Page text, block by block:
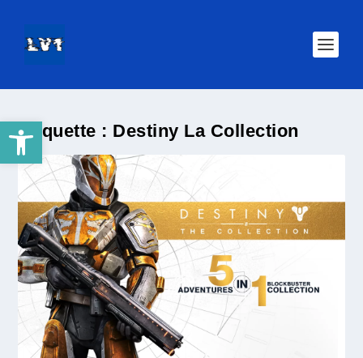
Ouvrir la barre d’outilsÉtiquette : Destiny La Collection